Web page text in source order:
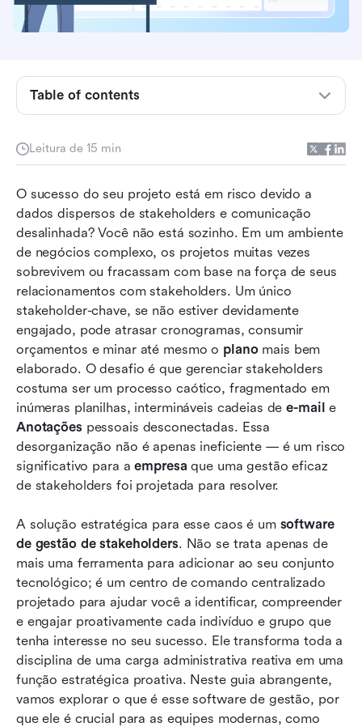
Leitura de 15 min
O sucesso do seu projeto está em risco devido a
dados dispersos de stakeholders e comunicação
desalinhada? Você não está sozinho. Em um ambiente
de negócios complexo, os projetos muitas vezes
sobrevivem ou fracassam com base na força de seus
relacionamentos com stakeholders. Um único
stakeholder-chave, se não estiver devidamente
engajado, pode atrasar cronogramas, consumir
orçamentos e minar até mesmo o plano mais bem
elaborado. O desafio é que gerenciar stakeholders
costuma ser um processo caótico, fragmentado em
inúmeras planilhas, intermináveis cadeias de e-mail
Anotações pessoais desconectadas. Essa
desorganização não é apenas ineficiente — é um risco
significativo para a empresa que uma gestão eficaz
de stakeholders foi projetada para resolver.
A solução estratégica para esse caos é um software
de gestão de stakeholders. Não se trata apenas de
mais uma ferramenta para adicionar ao seu conjunto
tecnológico; é um centro de comando centralizado
projetado para ajudar você a identificar, compreender
e engajar proativamente cada indivíduo e grupo que
tenha interesse no seu sucesso. Ele transforma toda a
disciplina de uma carga administrativa reativa em uma
função estratégica proativa. Neste guia abrangente,
vamos explorar o que é esse software de gestão, por
que ele é crucial para as equipes modernas, como
Table of contents
Principais pontos: Top 8 softwares de gestão
de stakeholders em 2026
partes interessadas?
Por que você não pode se dar ao luxo de ter
Recursos essenciais para procurar em
O melhor software de gerenciamento de
stakeholders: uma comparação das principais
ferramentas
Escolhendo o software certo de gestão de
stakeholders: um guia passo a passo
A diferença da Lark: o futuro da gestão de
stakeholders é unificado
Conclusão
Perguntas frequentes
Leitura relacionada